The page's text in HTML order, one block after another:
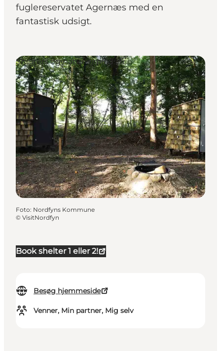
fuglereservatet Agernæs med en
fantastisk udsigt.
Book shelter 1 eller 2!
Besøg hjemmeside
Venner, Min partner, Mig selv
Shelters og naturlejrpladser
Foto: Nordfyns Kommune
© VisitNordfyn